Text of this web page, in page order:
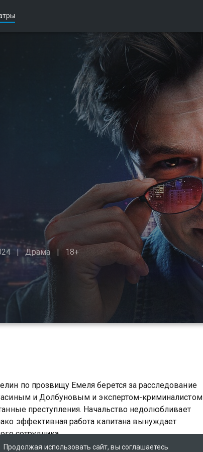
Драма 18+
по прозвищу Емеля берется за расследование
и Долбуновым и экспертом-криминалистом
преступления. Начальство недолюбливает
эффективная работа капитана вынуждает
сотрудника.
Продолжая использовать сайт, вы соглашаетесь